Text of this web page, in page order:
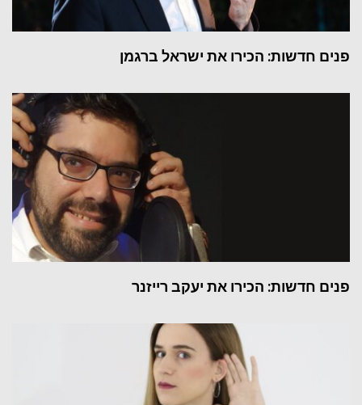
פנים חדשות: הכירו את ישראל ברגמן
פנים חדשות: הכירו את יעקב רייזנר